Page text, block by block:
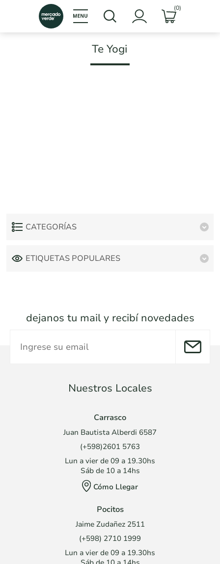
(0)
Te Yogi
CATEGORÍAS
ETIQUETAS POPULARES
dejanos tu mail y recibí novedades
Nuestros Locales
Carrasco
Juan Bautista Alberdi 6587
(+598)2601 5763
Lun a vier de 09 a 19.30hs
Sáb de 10 a 14hs
Cómo Llegar
Pocitos
Jaime Zudañez 2511
(+598) 2710 1999
Lun a vier de 09 a 19.30hs